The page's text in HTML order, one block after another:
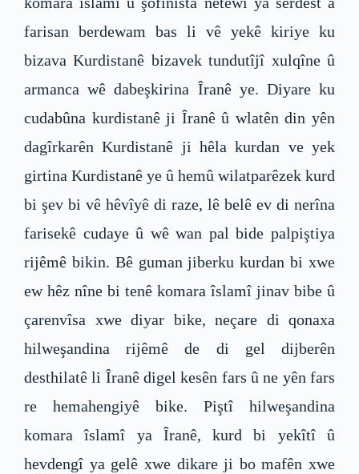
farisan berdewam bas li vê yekê kiriye ku
bizava Kurdistanê bizavek tundutîjî xulqîne û
armanca wê dabeşkirina Îranê ye. Diyare ku
cudabûna kurdistanê ji Îranê û wlatên din yên
dagîrkarên Kurdistanê ji hêla kurdan ve yek
girtina Kurdistanê ye û hemû wilatparêzek kurd
bi şev bi vê hêvîyê di raze, lê belê ev di nerîna
farisekê cudaye û wê wan pal bide palpiştiya
rijêmê bikin. Bê guman jiberku kurdan bi xwe
ew hêz nîne bi tenê komara îslamî jinav bibe û
çarenvîsa xwe diyar bike, neçare di qonaxa
hilweşandina rijêmê de di gel dijberên
desthilatê li Îranê digel kesên fars û ne yên fars
re hemahengiyê bike. Piştî hilweşandina
komara îslamî ya Îranê, kurd bi yekîtî û
hevdengî ya gelê xwe dikare ji bo mafên xwe